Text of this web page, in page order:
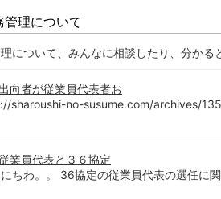
管理について
について、みんなに相談したり、分かる
向者が従業員代表者お
sharoushi-no-susume.com/archives/
業員代表と３６協定
にちわ。。 36協定の従業員代表の選任に